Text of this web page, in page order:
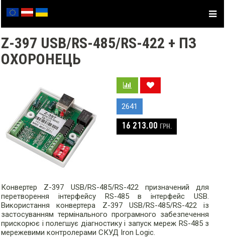
Z-397 USB/RS-485/RS-422 + ПЗ
ОХОРОНЕЦЬ
2641
16 213.00 ГРН.
Конвертер Z-397 USB/RS-485/RS-422 призначений для
перетворення інтерфейсу RS-485 в інтерфейс USB.
Використання конвертера Z-397 USB/RS-485/RS-422 із
застосуванням термінального програмного забезпечення
прискорює і полегшує діагностику і запуск мереж RS-485 з
мережевими контролерами СКУД Iron Logic.